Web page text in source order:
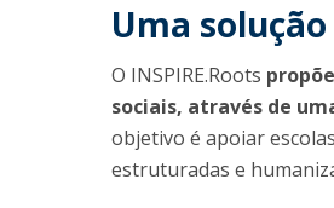
Uma
O INSPIRE.Roots
sociais, através de
objetivo é apoiar
estruturadas e